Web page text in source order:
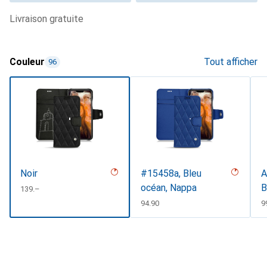
livraison gratuite
Couleur 96 Tout afficher
Noir
CHF
139.–
#15458a, Bleu
océan, Nappa
CHF
94.90